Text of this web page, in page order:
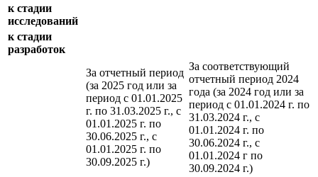
к стадии
исследований
к стадии
разработок
За отчетный период
(за 2025 год или за
период с 01.01.2025
г. по 31.03.2025 г., с
01.01.2025 г. по
30.06.2025 г., с
01.01.2025 г. по
30.09.2025 г.)
За соответствующий
отчетный период 2024
года (за 2024 год или за
период с 01.01.2024 г. по
31.03.2024 г., с
01.01.2024 г. по
30.06.2024 г., с
01.01.2024 г по
30.09.2024 г.)